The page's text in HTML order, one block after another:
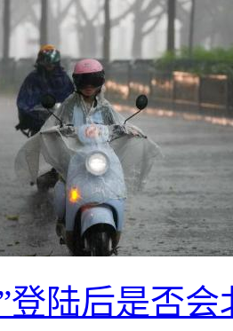
登陆后是否